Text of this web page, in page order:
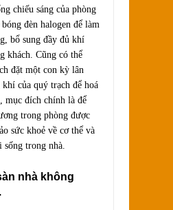
chiếu sáng của phòng
đèn halogen để làm
bổ sung đầy đủ khí
khách. Cũng có thể
đặt một con kỳ lân
của quý trạch để hoá
mục đích chính là để
trong phòng được
sức khoẻ về cơ thể và
trong nhà.
nhà không